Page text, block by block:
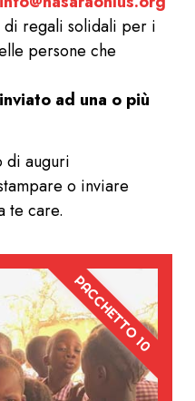
regali solidali per i
persone che
ad una o più
di auguri
o inviare
te care.
PACCHETTO 10